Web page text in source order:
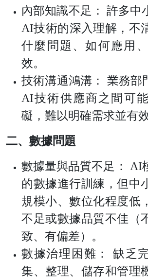
內部知識不足： 許多中
AI技術的深入理解，不
什麼問題、如何應用
效。
技術溝通鴻溝： 業務部
AI技術供應商之間可
礙，難以明確需求並有
二、數據問題
數據量與品質不足： AI
的數據進行訓練，但中
規模小、數位化程度低
不足或數據品質不佳（
致、有偏差）。
數據治理困難： 缺乏
集、整理、儲存和管理